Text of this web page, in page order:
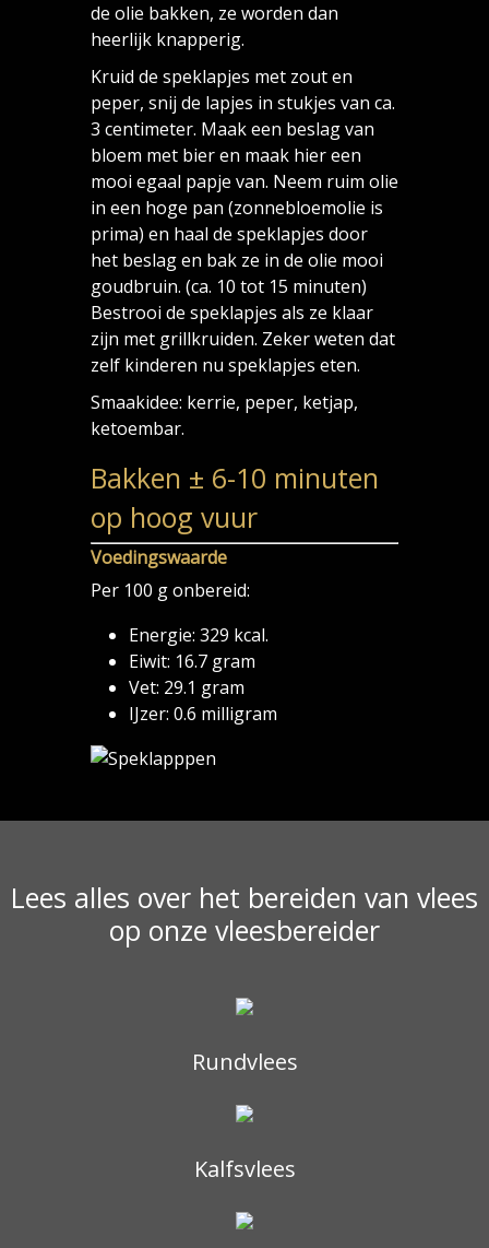
de olie bakken, ze worden dan
heerlijk knapperig.
Kruid de speklapjes met zout en
peper, snij de lapjes in stukjes van ca.
3 centimeter. Maak een beslag van
bloem met bier en maak hier een
mooi egaal papje van. Neem ruim olie
in een hoge pan (zonnebloemolie is
prima) en haal de speklapjes door
het beslag en bak ze in de olie mooi
goudbruin. (ca. 10 tot 15 minuten)
Bestrooi de speklapjes als ze klaar
zijn met grillkruiden. Zeker weten dat
zelf kinderen nu speklapjes eten.
Smaakidee: kerrie, peper, ketjap,
ketoembar.
Bakken ± 6-10 minuten
op hoog vuur
Voedingswaarde
Per 100 g onbereid:
Energie: 329 kcal.
Eiwit: 16.7 gram
Vet: 29.1 gram
IJzer: 0.6 milligram
Lees alles over het bereiden van vlees
op onze vleesbereider
Rundvlees
Kalfsvlees